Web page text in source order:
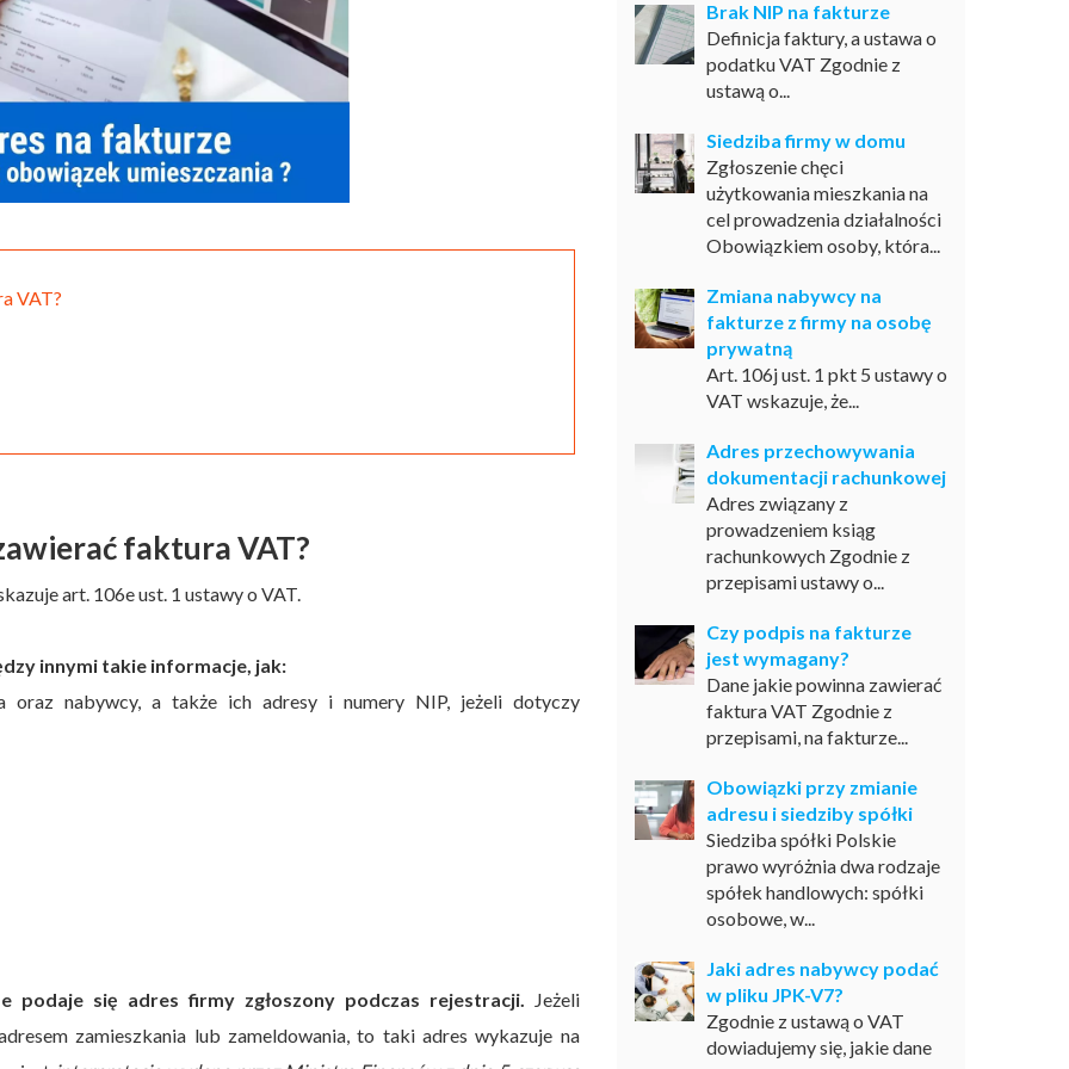
VAT?
faktura VAT?
art. 106e ust. 1 ustawy o VAT.
innymi takie informacje, jak:
oraz nabywcy, a także ich adresy i numery NIP, jeżeli dotyczy
się adres firmy zgłoszony podczas rejestracji. Jeżeli
zamieszkania lub zameldowania, to taki adres wykazuje na
Brak NIP na fakturze
Definicja faktury, a ustawa o
podatku VAT Zgodnie z
ustawą o...
Siedziba firmy w domu
Zgłoszenie chęci
użytkowania mieszkania na
cel prowadzenia działalności
Obowiązkiem osoby, która...
Zmiana nabywcy na
fakturze z firmy na osobę
prywatną
Art. 106j ust. 1 pkt 5 ustawy o
VAT wskazuje, że...
Adres przechowywania
dokumentacji rachunkowej
Adres związany z
prowadzeniem ksiąg
rachunkowych Zgodnie z
przepisami ustawy o...
Czy podpis na fakturze
jest wymagany?
Dane jakie powinna zawierać
faktura VAT Zgodnie z
przepisami, na fakturze...
Obowiązki przy zmianie
adresu i siedziby spółki
Siedziba spółki Polskie
prawo wyróżnia dwa rodzaje
spółek handlowych: spółki
osobowe, w...
Jaki adres nabywcy podać
w pliku JPK-V7?
Zgodnie z ustawą o VAT
dowiadujemy się, jakie dane